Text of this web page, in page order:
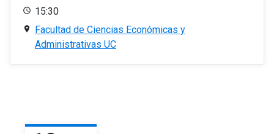
15:30
Facultad de Ciencias Económicas y
Administrativas UC